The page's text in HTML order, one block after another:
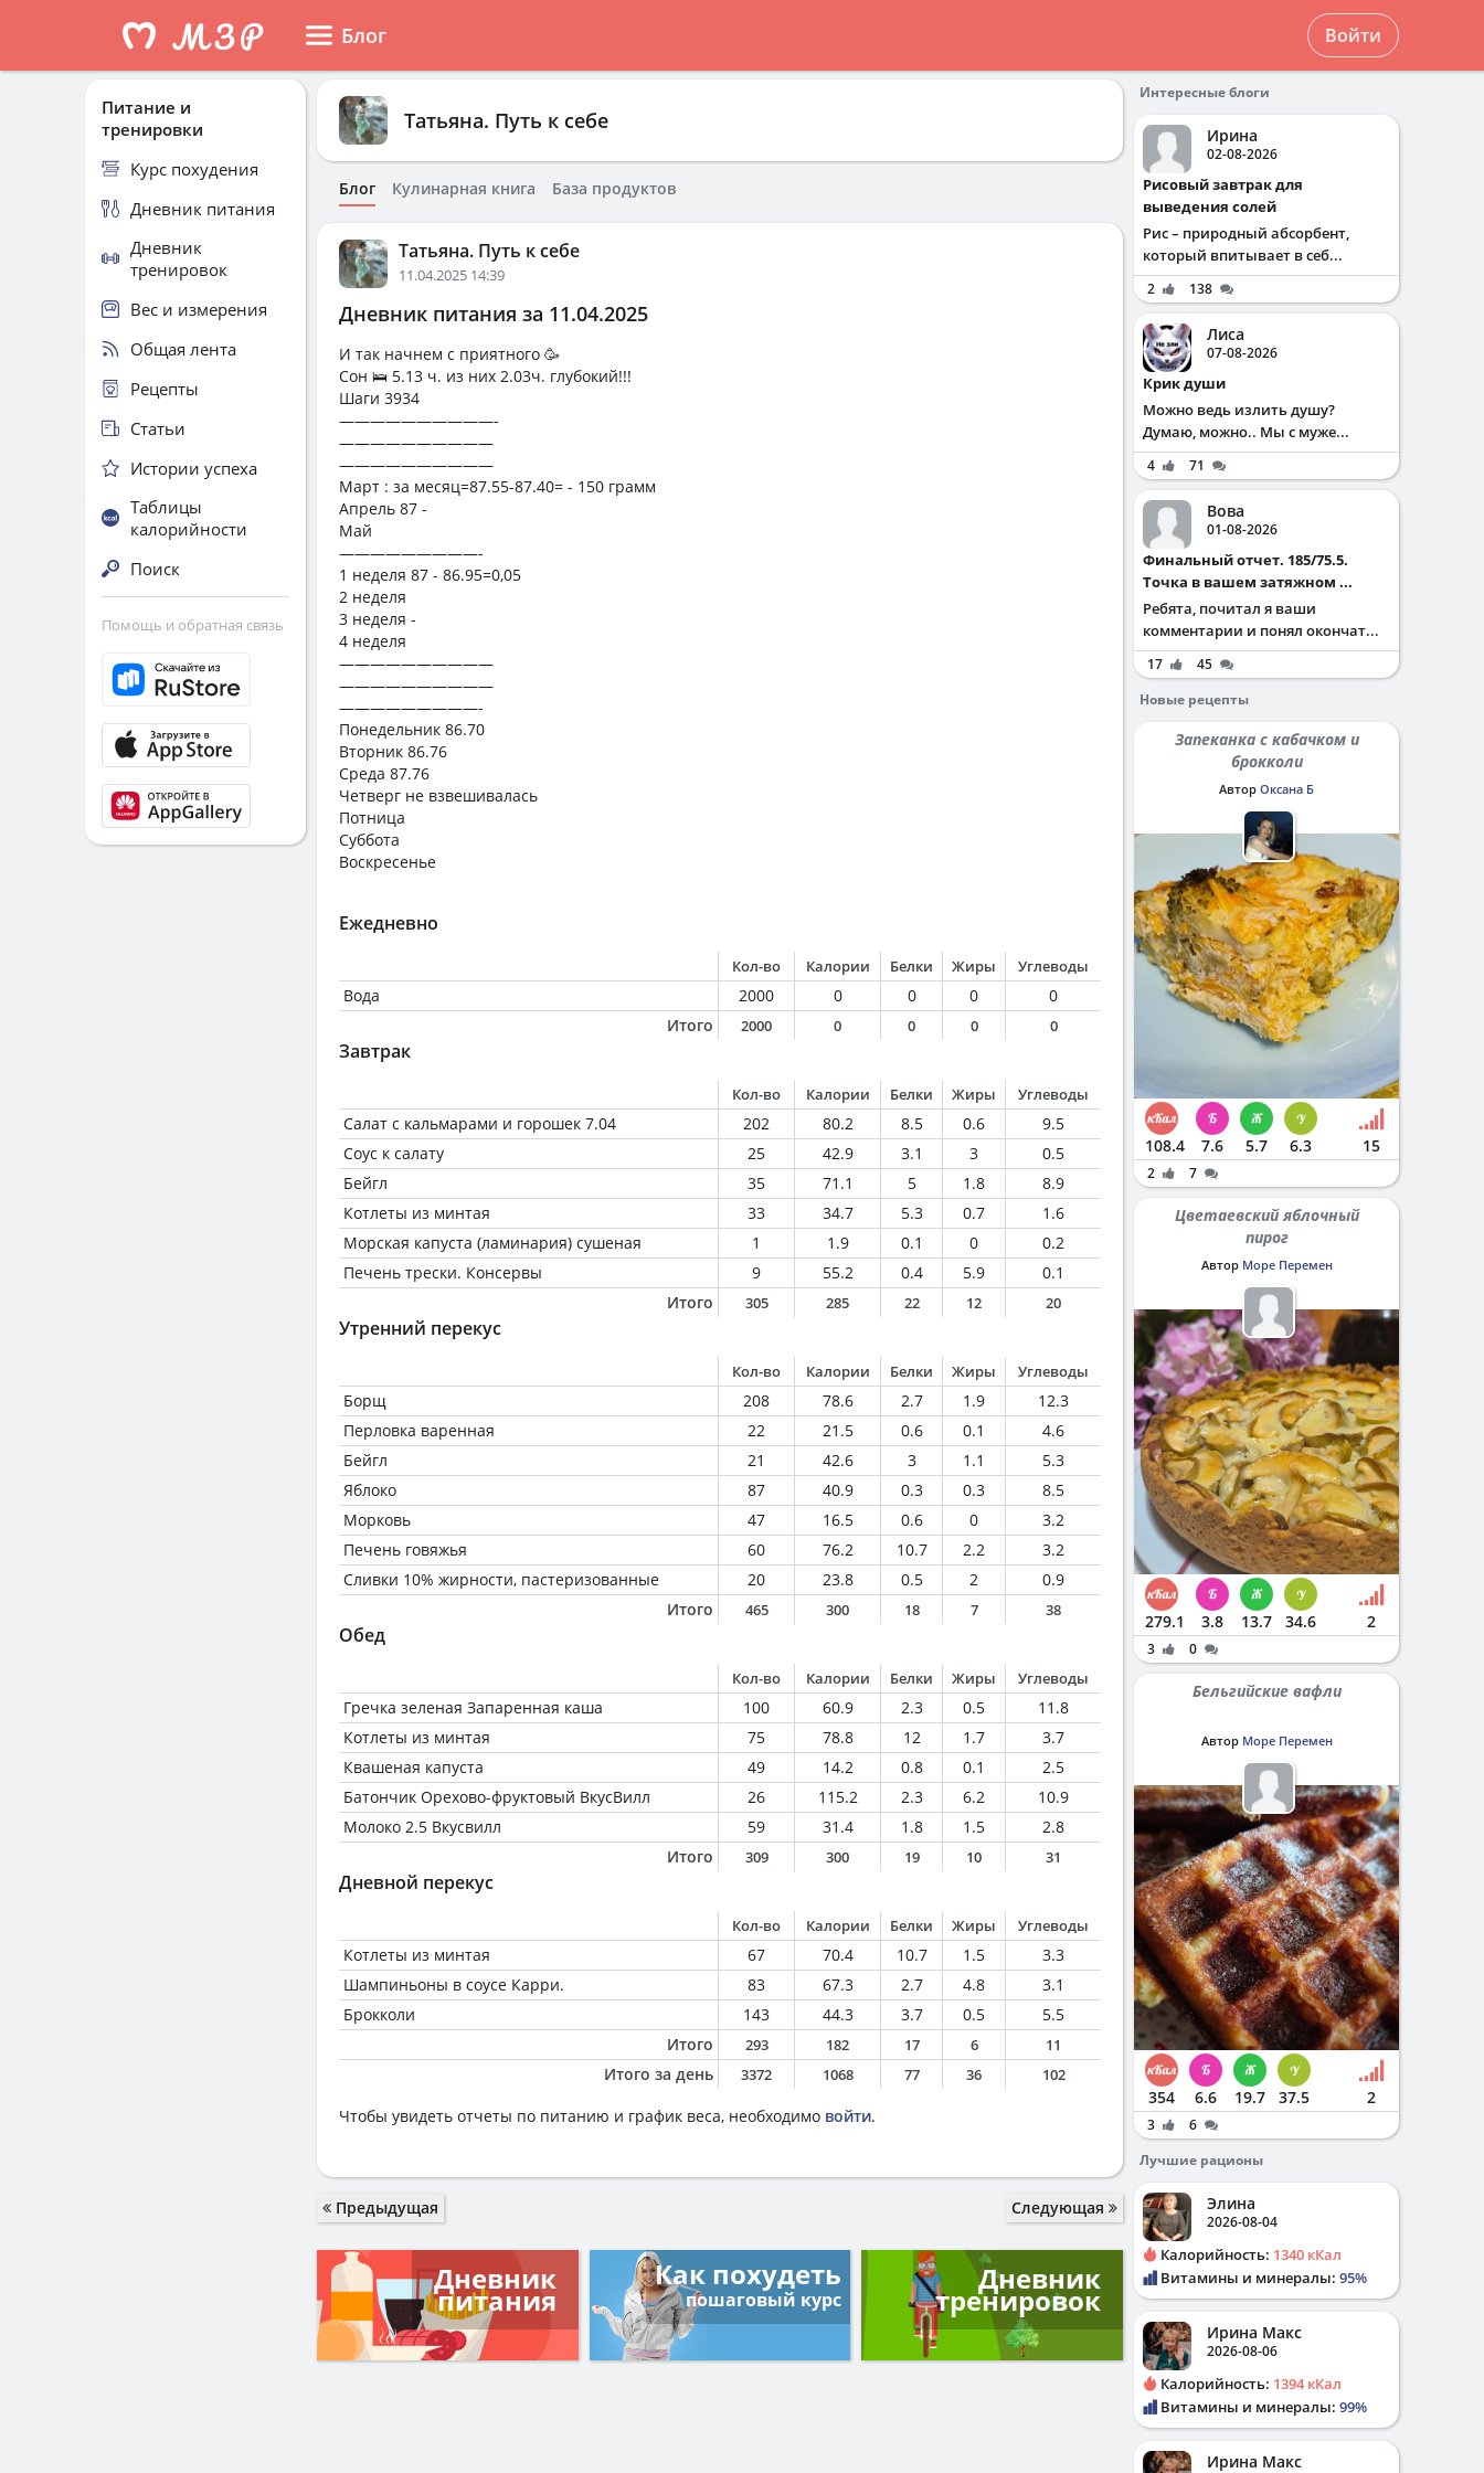
Блог Войти
Татьяна. Путь к себе
Блог Кулинарная книга База продуктов
Татьяна. Путь к себе
11.04.2025 14:39
Дневник питания за 11.04.2025
И так начнем с приятного 🥳
Сон 🛌 5.13 ч. из них 2.03ч. глубокий!!!
Шаги 3934
——————————-
——————————
——————————
Март : за месяц=87.55-87.40= - 150 грамм
Апрель 87 -
Май
—————————-
1 неделя 87 - 86.95=0,05
2 неделя
3 неделя -
4 неделя
——————————
——————————
—————————-
Понедельник 86.70
Вторник 86.76
Среда 87.76
Четверг не взвешивалась
Потница
Суббота
Воскресенье
Ежедневно
Кол-во Калории Белки Жиры Углеводы
Вода 2000 0 0 0
0
Итого
2000 0 0 0 0
Завтрак
Кол-во Калории Белки Жиры Углеводы
Салат с кальмарами и горошек 7.04 202 80.2 8.5 0.6
9.5
Соус к салату
25 42.9 3.1 3
0.5
Бейгл
35 71.1 5 1.8
8.9
Котлеты из минтая
33 34.7 5.3 0.7
1.6
Морская капуста (ламинария) сушеная
1 1.9 0.1 0
0.2
Печень трески. Консервы
9 55.2 0.4 5.9
0.1
Итого
305 285 22 12 20
Утренний перекус
Кол-во Калории Белки Жиры Углеводы
Борщ 208 78.6 2.7 1.9
12.3
Перловка варенная
22 21.5 0.6 0.1
4.6
Бейгл
21 42.6 3 1.1
5.3
Яблоко
87 40.9 0.3 0.3
8.5
Морковь
47 16.5 0.6 0
3.2
Печень говяжья
60 76.2 10.7 2.2
3.2
Сливки 10% жирности, пастеризованные
20 23.8 0.5 2
0.9
Итого
465 300 18 7 38
Обед
Кол-во Калории Белки Жиры Углеводы
Гречка зеленая Запаренная каша 100 60.9 2.3 0.5
11.8
Котлеты из минтая
75 78.8 12 1.7
3.7
Квашеная капуста
49 14.2 0.8 0.1
2.5
Батончик Орехово-фруктовый ВкусВилл
26 115.2 2.3 6.2
10.9
Молоко 2.5 Вкусвилл
59 31.4 1.8 1.5
2.8
Итого
309 300 19 10 31
Дневной перекус
Кол-во Калории Белки Жиры Углеводы
Котлеты из минтая 67 70.4 10.7 1.5
3.3
Шампиньоны в соусе Карри.
83 67.3 2.7 4.8
3.1
Брокколи
143 44.3 3.7 0.5
5.5
Итого
293 182 17 6 11
Итого за день 3372 1068 77 36 102
Чтобы увидеть отчеты по питанию и график веса, необходимо войти.
Предыдущая Следующая
Дневник
питания
Как похудеть
пошаговый курс
Дневник
тренировок
Питание и
тренировки
Курс похудения
Дневник питания
Дневник
тренировок
Вес и измерения
Общая лента
Рецепты
Статьи
Истории успеха
Таблицы
калорийности
Поиск
Помощь и обратная связь
Интересные блоги
Ирина
02-08-2026
Рисовый завтрак для
выведения солей
Рис – природный абсорбент,
который впитывает в себ...
2 138
Лиса
07-08-2026
Крик души
Можно ведь излить душу?
Думаю, можно.. Мы с муже...
4 71
Вова
01-08-2026
Финальный отчет. 185/75.5.
Точка в вашем затяжном ...
Ребята, почитал я ваши
комментарии и понял окончат...
17
45
Новые рецепты
Запеканка с кабачком и
брокколи
Автор Оксана Б
108.4 7.6 5.7 6.3 15
2 7
Цветаевский яблочный
пирог
Автор Море Перемен
279.1 3.8 13.7 34.6 2
3 0
Бельгийские вафли
Автор Море Перемен
354 6.6 19.7 37.5 2
3
6
Лучшие рационы
Элина
2026-08-04
Калорийность: 1340 кКал
Витамины и минералы: 95%
Ирина Макс
2026-08-06
Калорийность: 1394 кКал
Витамины и минералы: 99%
Ирина Макс